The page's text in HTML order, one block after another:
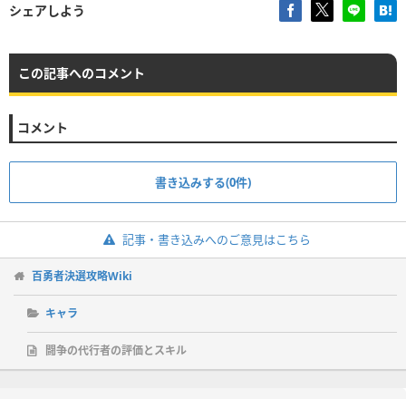
シェアしよう
この記事へのコメント
コメント
書き込みする(0件)
記事・書き込みへのご意見はこちら
百勇者決選攻略Wiki
キャラ
闘争の代行者の評価とスキル